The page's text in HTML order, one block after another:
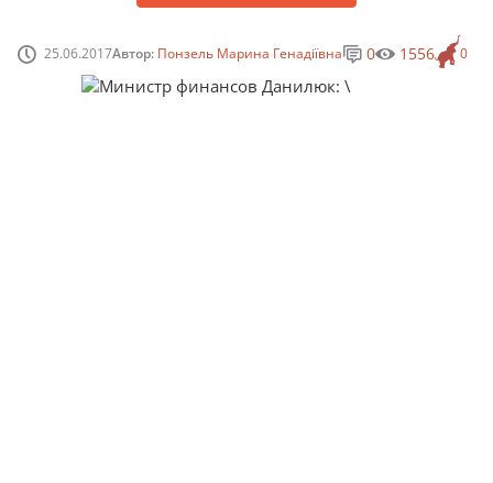
25.06.2017Автор: Понзель Марина Генадіївна 0
0 1556